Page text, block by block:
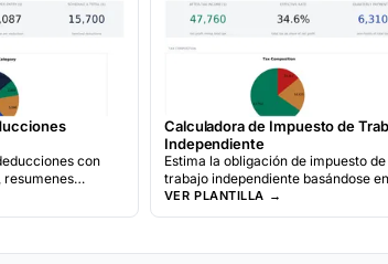
con
resumenes
de
Calculadora de Impuesto de
Independiente
Estima la obligación de impuesto de
trabajo independiente basándose en
ingresos netos. Calcula los impuestos
de Seguro Social y Medicare para
VER PLANTILLA →